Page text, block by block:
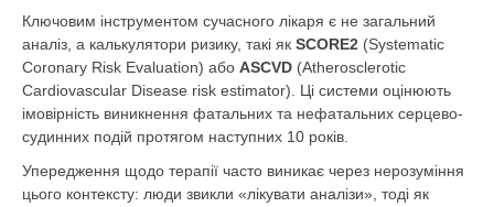
Ключовим інструментом сучасного лікаря є не загальний
аналіз, а калькулятори ризику, такі як SCORE2 (Systematic
Coronary Risk Evaluation) або ASCVD (Atherosclerotic
Cardiovascular Disease risk estimator). Ці системи оцінюють
імовірність виникнення фатальних та нефатальних серцево-
судинних подій протягом наступних 10 років.
Упередження щодо терапії часто виникає через нерозуміння
цього контексту: люди звикли «лікувати аналізи», тоді як